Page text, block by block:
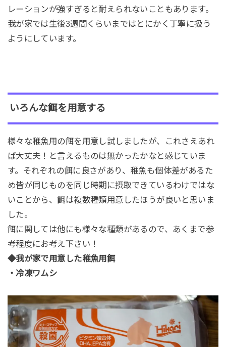
レーションが強すぎると耐えられないこともあります。
我が家では生後3週間くらいまではとにかく丁寧に扱う
ようにしています。
いろんな餌を用意する
様々な稚魚用の餌を用意し試しましたが、これさえあれ
ば大丈夫！と言えるものは無かったかなと感じていま
す。それぞれの餌に良さがあり、稚魚も個体差があるた
め皆が同じものを同じ時期に摂取できているわけではな
いことから、餌は複数種類用意したほうが良いと思いま
した。
餌に関しては他にも様々な種類があるので、あくまで参
考程度にお考え下さい！
◆我が家で用意した稚魚用餌
・冷凍ワムシ